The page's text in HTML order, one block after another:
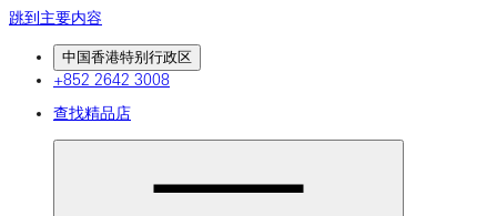
跳到主要内容
中国香港特别行政区
+852 2642 3008
查找精品店